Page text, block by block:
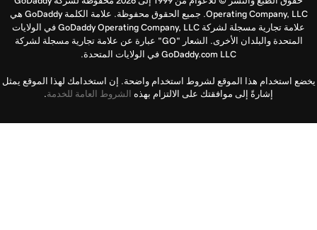
Operating Company, LLC. جميع الحقوق محفوظة. علامة الكلمة GoDaddy هي
علامة تجارية مسجلة لشركة GoDaddy Operating Company, LLC في الولايات
المتحدة والبلدان الأخرى. الشعار "GO" عبارة عن علامة تجارية مسجلة لشركة
GoDaddy.com LLC في الولايات المتحدة.
يخضع استخدام هذا الموقع لشروط استخدام واضحة. إن استخدامك لهذا الموقع يمثل
إشارةً إلى موافقتك على الالتزام بهذه الشروط العامة للخدمة.